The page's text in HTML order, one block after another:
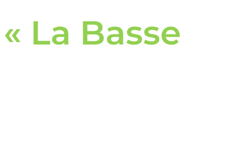
La Basse